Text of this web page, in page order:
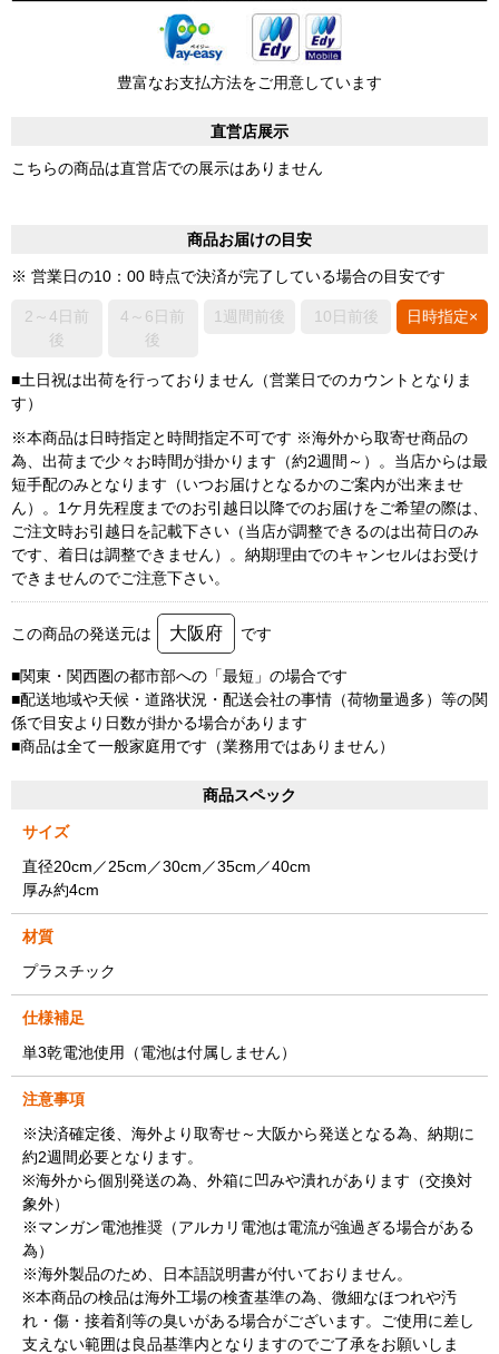
豊富なお支払方法をご用意しています
直営店展示
こちらの商品は直営店での展示はありません
商品お届けの目安
※ 営業日の10：00 時点で決済が完了している場合の目安です
2～4日前
後
4～6日前
後
1週間前後 10日前後 日時指定×
■土日祝は出荷を行っておりません（営業日でのカウントとなりま
す）
※本商品は日時指定と時間指定不可です ※海外から取寄せ商品の
為、出荷まで少々お時間が掛かります（約2週間～）。当店からは最
短手配のみとなります（いつお届けとなるかのご案内が出来ませ
ん）。1ケ月先程度までのお引越日以降でのお届けをご希望の際は、
ご注文時お引越日を記載下さい（当店が調整できるのは出荷日のみ
です、着日は調整できません）。納期理由でのキャンセルはお受け
できませんのでご注意下さい。
この商品の発送元は 大阪府 です
■関東・関西圏の都市部への「最短」の場合です
■配送地域や天候・道路状況・配送会社の事情（荷物量過多）等の関
係で目安より日数が掛かる場合があります
■商品は全て一般家庭用です（業務用ではありません）
商品スペック
サイズ
直径20cm／25cm／30cm／35cm／40cm
厚み約4cm
材質
プラスチック
仕様補足
単3乾電池使用（電池は付属しません）
注意事項
※決済確定後、海外より取寄せ～大阪から発送となる為、納期に
約2週間必要となります。
※海外から個別発送の為、外箱に凹みや潰れがあります（交換対
象外）
※マンガン電池推奨（アルカリ電池は電流が強過ぎる場合がある
為）
※海外製品のため、日本語説明書が付いておりません。
※本商品の検品は海外工場の検査基準の為、微細なほつれや汚
れ・傷・接着剤等の臭いがある場合がございます。ご使用に差し
支えない範囲は良品基準内となりますのでご了承をお願いしま